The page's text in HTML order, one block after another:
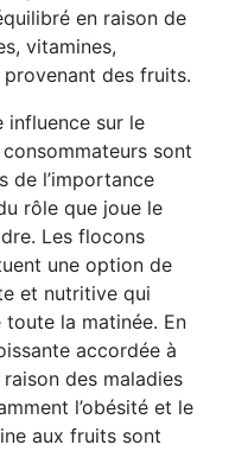
en raison de
vitamines,
des fruits.
influence sur le
sont
de l’importance
rôle que joue le
Les flocons
une option de
et nutritive qui
toute la matinée. En
accordée à
des maladies
l’obésité et le
aux fruits sont